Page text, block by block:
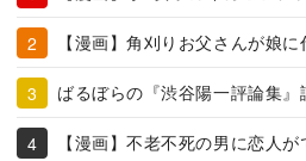
【漫画】角刈りお父さんが娘
ばるぼらの『渋谷陽一評論集』
【漫画】不老不死の男に恋人が